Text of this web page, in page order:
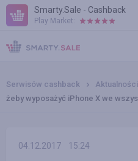
Smarty.Sale - Cashback
Play Market:
POMOC
WARUNKI
Serwisów cashback Aktualności
żeby wyposażyć iPhone X we
04.12.2017 15:24